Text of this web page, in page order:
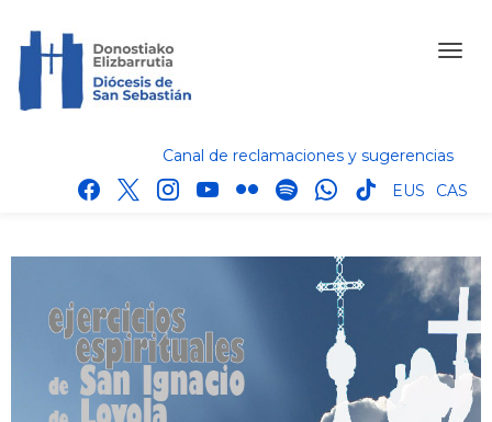
Canal de reclamaciones y sugerencias
facebook
x instagram
youtube
flickr spotifywhatsapp
tik
EUS CAS